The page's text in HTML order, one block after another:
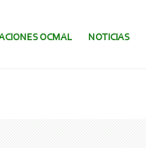
OCMAL NOTICIAS